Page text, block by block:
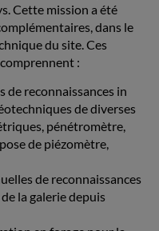
Cette mission a été
dans le
du site. Ces
:
de reconnaissances in
de diverses
pénétromètre,
de piézomètre,
de reconnaissances
la galerie depuis